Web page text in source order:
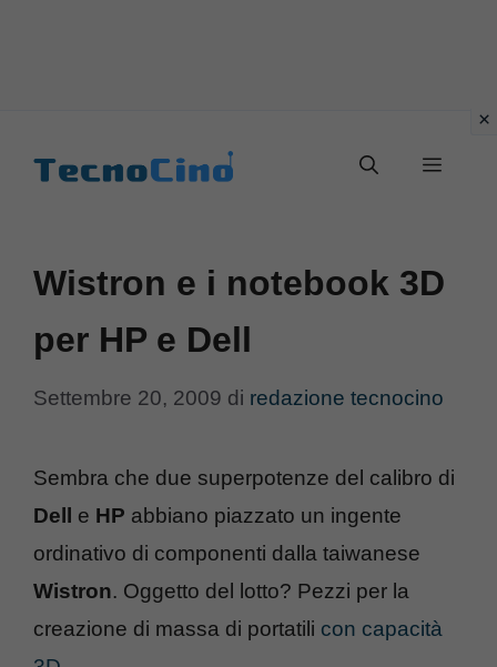
Menu
Wistron e i notebook 3D
per HP e Dell
Settembre 20, 2009 di redazione tecnocino
Sembra che due superpotenze del calibro di
Dell e HP abbiano piazzato un ingente
ordinativo di componenti dalla taiwanese
Wistron. Oggetto del lotto? Pezzi per la
creazione di massa di portatili con capacità